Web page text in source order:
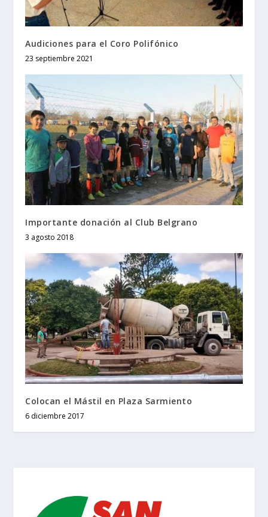
Audiciones para el Coro Polifónico
23 septiembre 2021
Importante donación al Club Belgrano
3 agosto 2018
Colocan el Mástil en Plaza Sarmiento
6 diciembre 2017